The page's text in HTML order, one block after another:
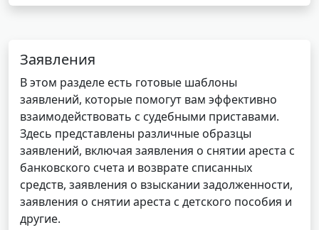
Заявления
В этом разделе есть готовые шаблоны
заявлений, которые помогут вам эффективно
взаимодействовать с судебными приставами.
Здесь представлены различные образцы
заявлений, включая заявления о снятии ареста с
банковского счета и возврате списанных
средств, заявления о взыскании задолженности,
заявления о снятии ареста с детского пособия и
другие.